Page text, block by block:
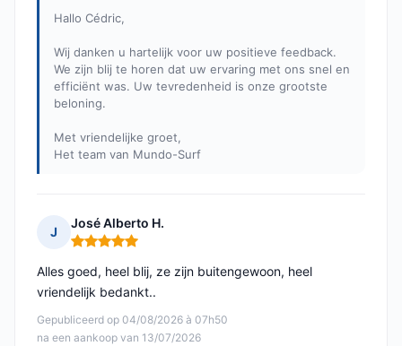
Hallo Cédric,
Wij danken u hartelijk voor uw positieve feedback.
We zijn blij te horen dat uw ervaring met ons snel en
efficiënt was. Uw tevredenheid is onze grootste
beloning.
Met vriendelijke groet,
Het team van Mundo-Surf
J
José Alberto H.
Opmerking: 5 van 5
Gepubliceerd op 04/08/2026 à 07h50
na een aankoop van 13/07/2026
Alles goed, heel blij, ze zijn buitengewoon, heel
vriendelijk bedankt..